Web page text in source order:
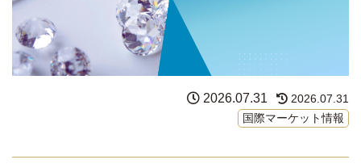
2026.07.31
2026.07.31
国際マーケット情報